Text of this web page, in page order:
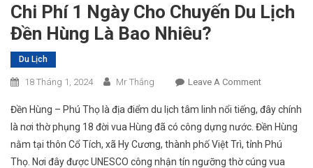
Chi Phí 1 Ngày Cho Chuyến Du Lịch
Đền Hùng Là Bao Nhiêu?
Du Lịch
18 Tháng 1, 2024 Mr Thắng Leave A CommentOn
Phí
1
Ngày
Cho
Đền Hùng – Phú Thọ là địa điểm du lịch tâm linh nổi tiếng, đây chính
là nơi thờ phụng 18 đời vua Hùng đã có công dựng nước. Đền Hùng
nằm tại thôn Cổ Tích, xã Hy Cương, thành phố Việt Trì, tỉnh Phú
Thọ. Nơi đây được UNESCO công nhận tín ngưỡng thờ cúng vua